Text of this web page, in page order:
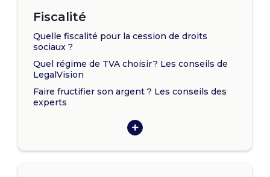
Fiscalité
Quelle fiscalité pour la cession de droits
sociaux ?
Quel régime de TVA choisir ? Les conseils de
LegalVision
Faire fructifier son argent ? Les conseils des
experts